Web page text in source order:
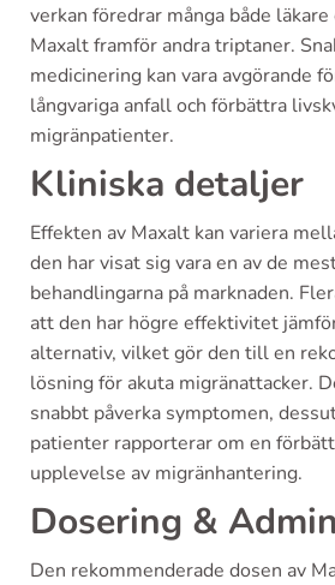
verkan föredrar många både
Maxalt framför andra triptaner.
medicinering kan vara avgörande
långvariga anfall och förbättra
migränpatienter.
Kliniska detaljer
Effekten av Maxalt kan variera
den har visat sig vara en av de
behandlingarna på marknaden.
att den har högre effektivitet
alternativ, vilket gör den till en
lösning för akuta migränattacker.
snabbt påverka symptomen,
patienter rapporterar om en
upplevelse av migränhantering.
Dosering &
Den rekommenderade dosen av